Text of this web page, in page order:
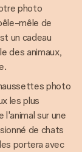
photo
mêle de
un cadeau
des animaux,
photo
les plus
sur une
de chats
portera avec